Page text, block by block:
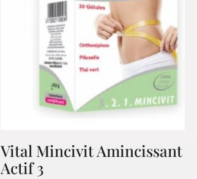
Vital Mincivit Amincissant
Actif 3